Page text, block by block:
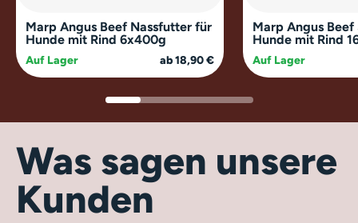
Marp Angus Beef Nassfutter für
Hunde mit Rind 6x400g
Auf Lager ab 18,90 €
Marp Angus
Hunde mit Rind
Auf Lager
Was sagen unsere
Kunden